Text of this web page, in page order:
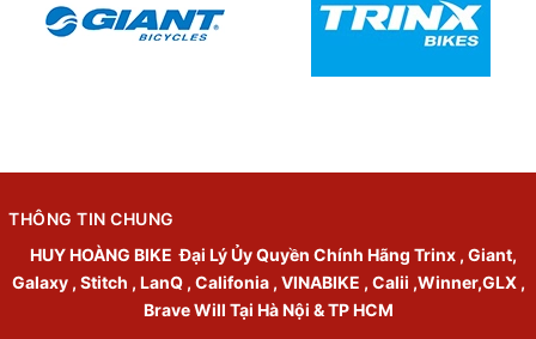
THÔNG TIN CHUNG
HUY HOÀNG BIKE Đại Lý Ủy Quyền Chính Hãng Trinx , Giant,
Galaxy , Stitch , LanQ , Califonia , VINABIKE , Calii ,Winner,GLX ,
Brave Will Tại Hà Nội & TP HCM